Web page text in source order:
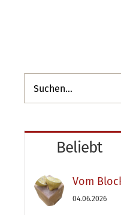
Suche
nach:
Beliebt
Vom
04.06.2026